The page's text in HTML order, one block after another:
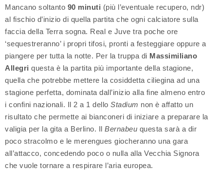
Mancano soltanto 90 minuti (più l’eventuale recupero, ndr)
al fischio d’inizio di quella partita che ogni calciatore sulla
faccia della Terra sogna. Real e Juve tra poche ore
‘sequestreranno’ i propri tifosi, pronti a festeggiare oppure a
piangere per tutta la notte. Per la truppa di Massimiliano
Allegri questa è la partita più importante della stagione,
quella che potrebbe mettere la cosiddetta ciliegina ad una
stagione perfetta, dominata dall’inizio alla fine almeno entro
i confini nazionali. Il 2 a 1 dello Stadium non è affatto un
risultato che permette ai bianconeri di iniziare a preparare la
valigia per la gita a Berlino. Il Bernabeu questa sarà a dir
poco stracolmo e le merengues giocheranno una gara
all’attacco, concedendo poco o nulla alla Vecchia Signora
che vuole tornare a respirare l’aria europea.